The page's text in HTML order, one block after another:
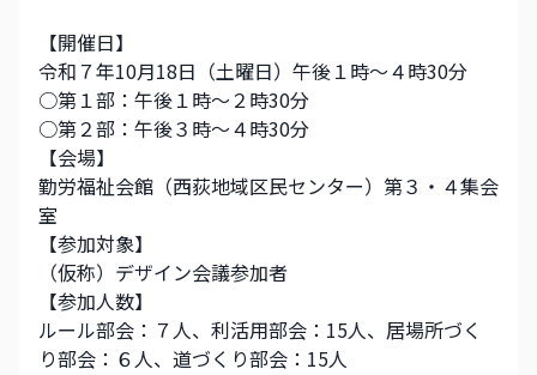
【開催日】
令和７年10月18日（土曜日）午後１時～４時30分
○第１部：午後１時〜２時30分
○第２部：午後３時〜４時30分
【会場】
勤労福祉会館（西荻地域区民センター）第３・４集会
室
【参加対象】
（仮称）デザイン会議参加者
【参加人数】
ルール部会：７人、利活用部会：15人、居場所づく
り部会：６人、道づくり部会：15人